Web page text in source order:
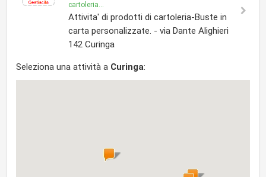
cartoleria...
Attivita' di prodotti di cartoleria-Buste in
carta personalizzate. - via Dante Alighieri
142 Curinga
Seleziona una attività a Curinga: